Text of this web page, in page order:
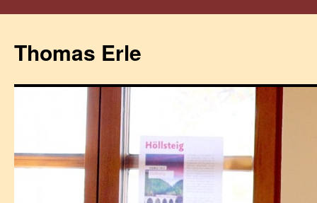
Thomas Erle